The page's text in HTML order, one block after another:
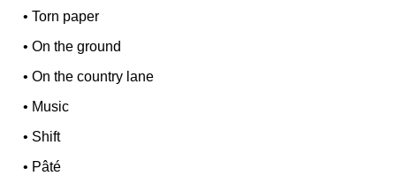
•Torn paper
•On the ground
•On the country lane
• Music
• Shift
• Pâté